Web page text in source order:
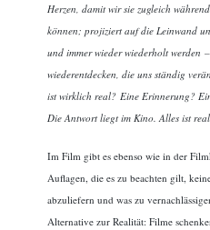
Herzen, damit wir sie zugleich
können; projiziert auf die Leinwand
und immer wieder wiederholt werden
wiederentdecken, die uns ständig
ist wirklich real? Eine Erinnerung?
Die Antwort liegt im Kino. Alles ist
Im Film gibt es ebenso wie in der
Auflagen, die es zu beachten gilt,
abzuliefern und was zu
Alternative zur Realität: Filme